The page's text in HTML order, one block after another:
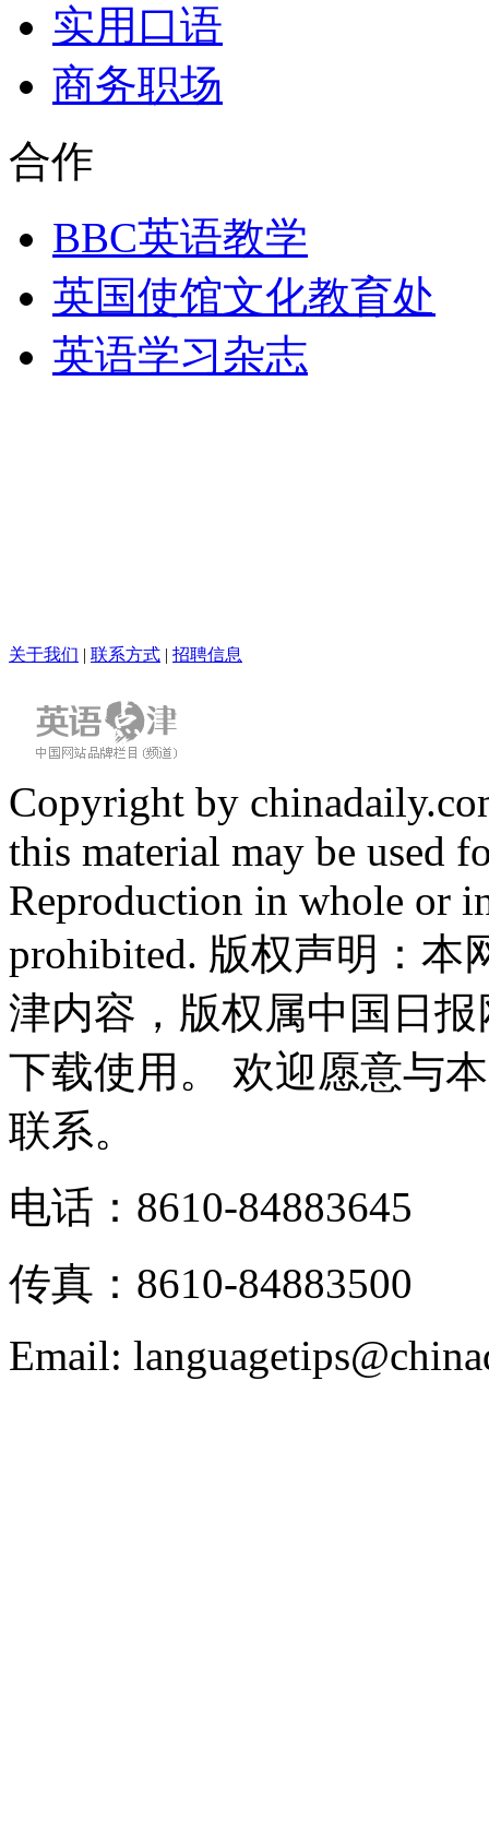
实用口语
商务职场
合作
BBC英语教学
英国使馆文化教育处
英语学习杂志
关于我们 | 联系方式 | 招聘信息
Copyright by
this material may be used
Reproduction in whole or
prohibited. 版权声明：
津内容，版权属中国日
下载使用。 欢迎愿意与
联系。
电话：8610-84883645
传真：8610-84883500
Email: